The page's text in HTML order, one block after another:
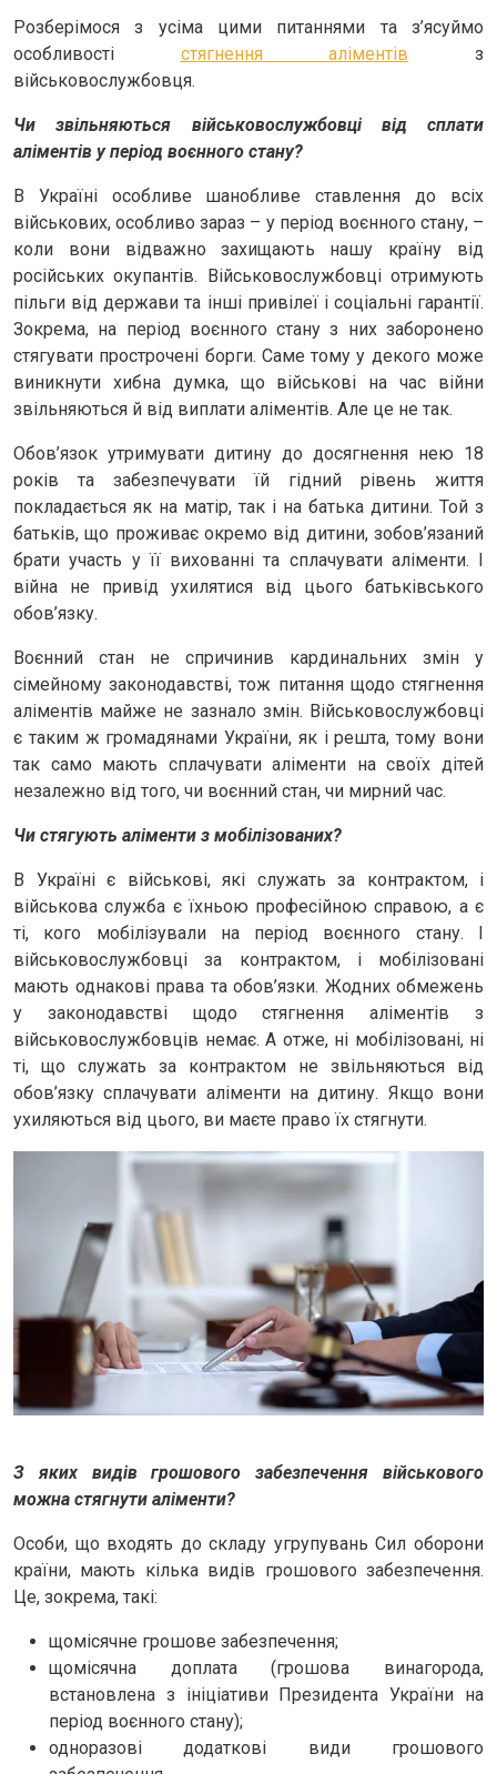
Розберімося з усіма цими питаннями та з’ясуймо
особливості стягнення аліментів з
військовослужбовця.
Чи звільняються військовослужбовці від сплати
аліментів у період воєнного стану?
В Україні особливе шанобливе ставлення до всіх
військових, особливо зараз – у період воєнного стану, –
коли вони відважно захищають нашу країну від
російських окупантів. Військовослужбовці отримують
пільги від держави та інші привілеї і соціальні гарантії.
Зокрема, на період воєнного стану з них заборонено
стягувати прострочені борги. Саме тому у декого може
виникнути хибна думка, що військові на час війни
звільняються й від виплати аліментів. Але це не так.
Обов’язок утримувати дитину до досягнення нею 18
років та забезпечувати їй гідний рівень життя
покладається як на матір, так і на батька дитини. Той з
батьків, що проживає окремо від дитини, зобов’язаний
брати участь у її вихованні та сплачувати аліменти. І
війна не привід ухилятися від цього батьківського
обов’язку.
Воєнний стан не спричинив кардинальних змін у
сімейному законодавстві, тож питання щодо стягнення
аліментів майже не зазнало змін. Військовослужбовці
є таким ж громадянами України, як і решта, тому вони
так само мають сплачувати аліменти на своїх дітей
незалежно від того, чи воєнний стан, чи мирний час.
Чи стягують аліменти з мобілізованих?
В Україні є військові, які служать за контрактом, і
військова служба є їхньою професійною справою, а є
ті, кого мобілізували на період воєнного стану. І
військовослужбовці за контрактом, і мобілізовані
мають однакові права та обов’язки. Жодних обмежень
у законодавстві щодо стягнення аліментів з
військовослужбовців немає. А отже, ні мобілізовані, ні
ті, що служать за контрактом не звільняються від
обов’язку сплачувати аліменти на дитину. Якщо вони
ухиляються від цього, ви маєте право їх стягнути.
З яких видів грошового забезпечення військового
можна стягнути аліменти?
Особи, що входять до складу угрупувань Сил оборони
країни, мають кілька видів грошового забезпечення.
Це, зокрема, такі:
щомісячне грошове забезпечення;
щомісячна доплата (грошова винагорода,
встановлена з ініціативи Президента України на
період воєнного стану);
одноразові додаткові види грошового